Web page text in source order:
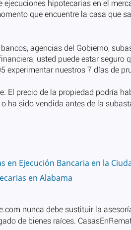
en Ejecución Bancaria en la
en Alabama